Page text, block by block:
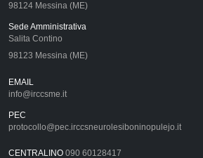
98124 Messina (ME)
Sede Amministrativa
Salita Contino
98123 Messina (ME)
EMAIL
info@irccsme.it
PEC
protocollo@pec.irccsneurolesiboninopulejo.it
CENTRALINO 090 60128417